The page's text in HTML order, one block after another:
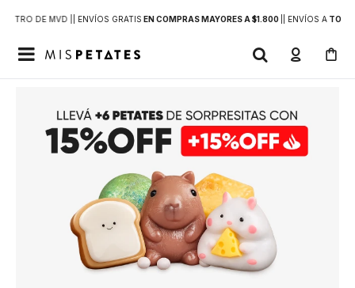
DE MVD | | ENVÍOS GRATIS EN COMPRAS MAYORES A $1.800 | ENVÍOS ATODO
